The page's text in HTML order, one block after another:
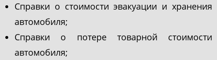
Справки о стоимости эвакуации и хранения
автомобиля;
Справки о потере товарной стоимости
автомобиля;